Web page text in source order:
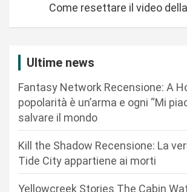
Come resettare il video della
Ultime news
Fantasy Network Recensione: A
popolarità è un’arma e ogni “Mi
salvare il mondo
Kill the Shadow Recensione: La
Tide City appartiene ai morti
Yellowcreek Stories The Cabin